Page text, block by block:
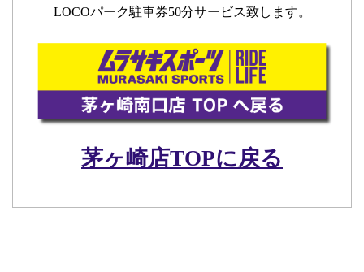
LOCOパーク駐車券50分サービス致します。
茅ヶ崎店TOPに戻る